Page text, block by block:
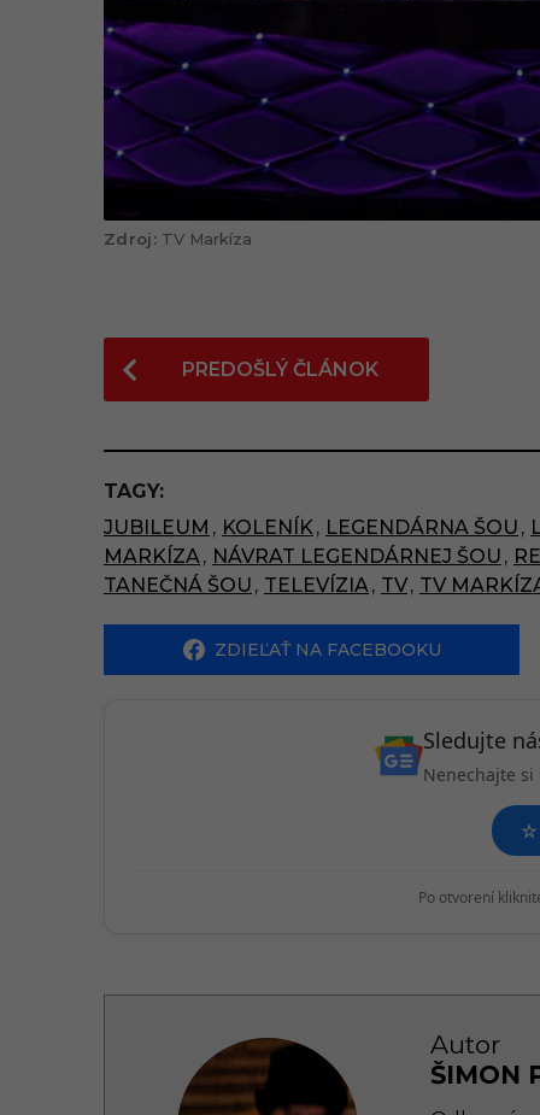
TV Markíza
P
o
t
P
a
g
i
n
PREDOŠLÝ ČLÁNOK
TAGY:
JUBILEUM , KOLENÍK , LEGENDÁRNA ŠOU ,
MARKÍZA , NÁVRAT LEGENDÁRNEJ ŠOU ,
TANEČNÁ ŠOU , TELEVÍZIA , TV, TV
ZDIEĽAŤ NA FACEBOOKU
Sledujte
Nenechajte
☆
Po otvorení
Autor
ŠIMON